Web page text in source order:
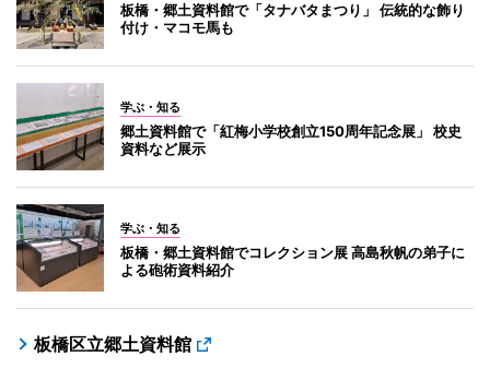
板橋・郷土資料館で「タナバタまつり」 伝統的な飾り
付け・マコモ馬も
学ぶ・知る
郷土資料館で「紅梅小学校創立150周年記念展」 校史
資料など展示
学ぶ・知る
板橋・郷土資料館でコレクション展 高島秋帆の弟子に
よる砲術資料紹介
板橋区立郷土資料館